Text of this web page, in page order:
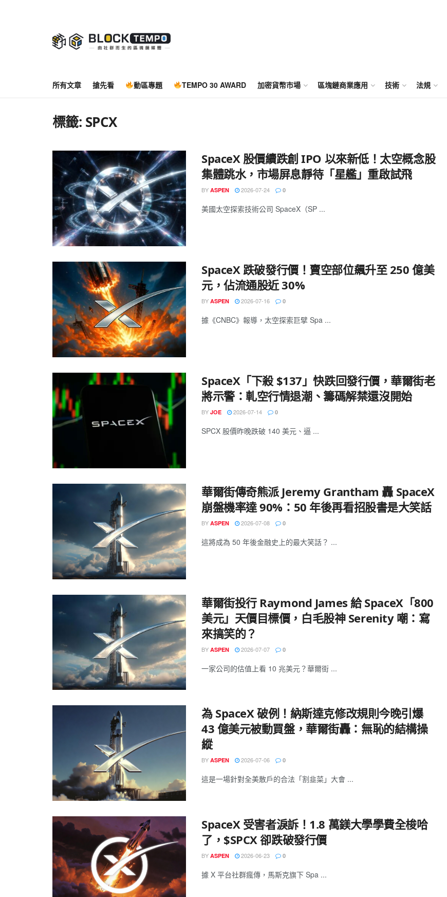
所有文章 搶先看 動區專題 TEMPO 30 AWARD 加密貨幣市場 區塊鏈商業應用 技術 法規
標籤: SPCX
SpaceX 股價續跌創 IPO 以來新低！太空概念股
集體跳水，市場屏息靜待「星艦」重啟試飛
BY ASPEN 2026-07-24 0
美國太空探索技術公司 SpaceX（SP ...
SpaceX 跌破發行價！賣空部位飆升至 250 億美
元，佔流通股近 30%
BY ASPEN 2026-07-16 0
據《CNBC》報導，太空探索巨擘 Spa ...
SpaceX「下殺 $137」快跌回發行價，華爾街老
將示警：軋空行情退潮、籌碼解禁還沒開始
BY JOE 2026-07-14 0
SPCX 股價昨晚跌破 140 美元、逼 ...
華爾街傳奇熊派 Jeremy Grantham 轟 SpaceX
崩盤機率達 90%：50 年後再看招股書是大笑話
BY ASPEN 2026-07-08 0
這將成為 50 年後金融史上的最大笑話？ ...
華爾街投行 Raymond James 給 SpaceX「800
美元」天價目標價，白毛股神 Serenity 嘲：寫
來搞笑的？
BY ASPEN 2026-07-07 0
一家公司的估值上看 10 兆美元？華爾街 ...
為 SpaceX 破例！納斯達克修改規則今晚引爆
43 億美元被動買盤，華爾街轟：無恥的結構操
縱
BY ASPEN 2026-07-06 0
這是一場針對全美散戶的合法「割韭菜」大會 ...
SpaceX 受害者淚訴！1.8 萬鎂大學學費全梭哈
了，$SPCX 卻跌破發行價
BY ASPEN 2026-06-23 0
據 X 平台社群瘋傳，馬斯克旗下 Spa ...